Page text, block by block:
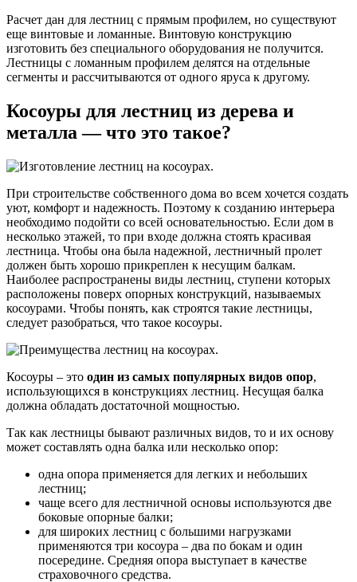
Расчет дан для лестниц с прямым профилем, но существуют
еще винтовые и ломанные. Винтовую конструкцию
изготовить без специального оборудования не получится.
Лестницы с ломанным профилем делятся на отдельные
сегменты и рассчитываются от одного яруса к другому.
Косоуры для лестниц из дерева и
металла — что это такое?
При строительстве собственного дома во всем хочется создать
уют, комфорт и надежность. Поэтому к созданию интерьера
необходимо подойти со всей основательностью. Если дом в
несколько этажей, то при входе должна стоять красивая
лестница. Чтобы она была надежной, лестничный пролет
должен быть хорошо прикреплен к несущим балкам.
Наиболее распространены виды лестниц, ступени которых
расположены поверх опорных конструкций, называемых
косоурами. Чтобы понять, как строятся такие лестницы,
следует разобраться, что такое косоуры.
Косоуры – это один из самых популярных видов опор,
использующихся в конструкциях лестниц. Несущая балка
должна обладать достаточной мощностью.
Так как лестницы бывают различных видов, то и их основу
может составлять одна балка или несколько опор:
одна опора применяется для легких и небольших
лестниц;
чаще всего для лестничной основы используются две
боковые опорные балки;
для широких лестниц с большими нагрузками
применяются три косоура – два по бокам и один
посередине. Средняя опора выступает в качестве
страховочного средства.